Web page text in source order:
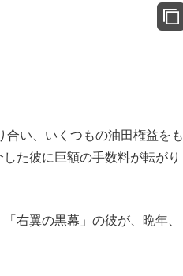
い、いくつもの油田権益をも
た彼に巨額の手数料が転がり
右翼の黒幕」の彼が、晩年、